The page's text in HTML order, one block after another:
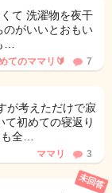
て 洗濯物を夜干
のがいいとおもい
…
てのママリ🔰 7
が考えただけで寂
て初めての寝返り
全…
ママリ 3
未回答